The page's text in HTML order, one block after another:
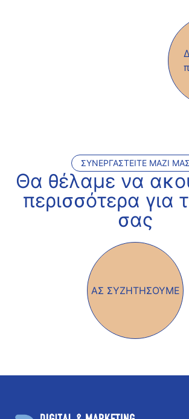
ΣΥΝΕΡΓΑΣΤΕΊΤΕ ΜΑΖΊ ΜΑΣ
Θα θέλαμε να
περισσότερα για
σας
ΑΣ ΣΥΖΗΤΗΣΟΥΜΕ